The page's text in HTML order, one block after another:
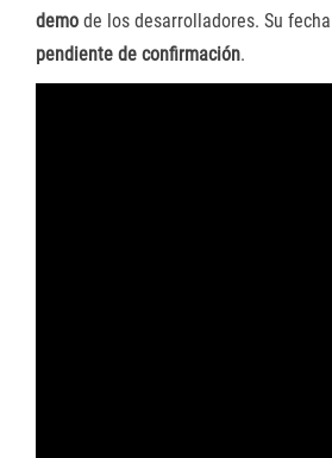
demo de los desarrolladores. Su
pendiente de confirmación.